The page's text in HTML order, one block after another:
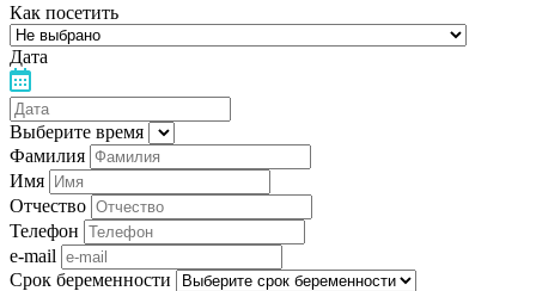
Как посетить
Дата
Выберите время
Фамилия
Имя
Отчество
Телефон
e-mail
Срок беременности